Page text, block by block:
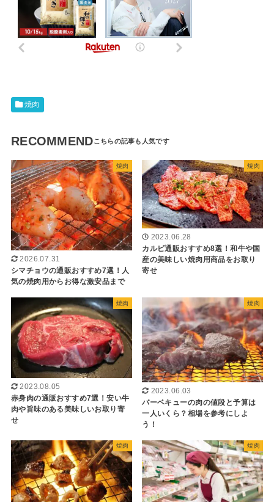
焼肉
RECOMMEND
焼肉
2026.07.31
シマチョウの通販おすすめ7選！人
気の焼肉用からお得な激安品まで
焼肉
2023.06.28
カルビ通販おすすめ8選！和牛や国
産の美味しい焼肉用商品をお取り
寄せ
焼肉
2023.08.05
赤身肉の通販おすすめ7選！安い牛
肉や旨味のある美味しいお取り寄
せ
焼肉
2023.06.03
バーベキューの肉の値段と予算は
一人いくら？相場を参考にしよ
う！
焼肉 焼肉